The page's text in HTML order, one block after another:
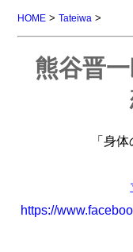
HOME >Tateiwa >
熊谷晋
「身
https://